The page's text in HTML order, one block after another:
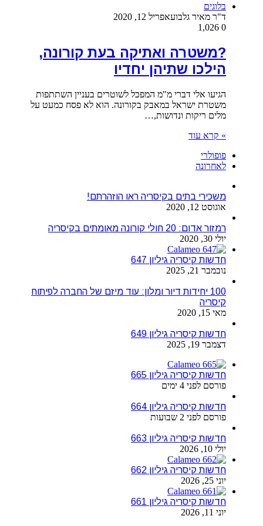
בלוגים
ד"ר מאיר גלבועאפריל 12, 2020
0
?משטרה ואתיקה בעת קורונה,
הילכו שתיהן יחדיו
הגיעו אלי דברי מ"מ המפכל לשוטרים בעניין השתתפות
משטרת ישראל במאבק בקורונה. הוא לא פסח כמעט על
מלים ריקות ונדושות,…
» קרא עוד
פופולרי
לאחרונה
משכירי בתים בקיסריה ראו הוזהרתם!
אוגוסט 12, 2020
רמזור אדום: 20 חולי קורונה מאומתים בקיסריה
יולי 30, 2020
חדשות קיסריה גיליון 647
נובמבר 21, 2025
100 יחידות דיור ומלון: עוד מיזם של החברה לפיתוח
קיסריה
מאי 15, 2020
חדשות קיסריה גיליון 649
דצמבר 19, 2025
חדשות קיסריה גיליון 665
פורסם לפני 4 ימים
חדשות קיסריה גיליון 664
פורסם לפני 2 שבועות
חדשות קיסריה גיליון 663
יולי 10, 2026
חדשות קיסריה גיליון 662
יוני 25, 2026
חדשות קיסריה גיליון 661
יוני 11, 2026